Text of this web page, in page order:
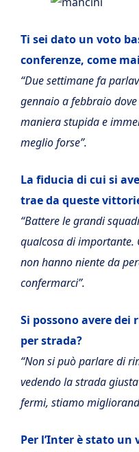
Ti sei dato un voto
conferenze, come
“Due settimane fa
gennaio a febbraio
maniera stupida e
meglio forse”.
La fiducia di cui si
trae da queste
“Battere le grandi
qualcosa di importante.
non hanno niente da
confermarci”.
Si possono avere
per strada?
“Non si può parlare di
vedendo la strada
fermi, stiamo
Per l’Inter è stato